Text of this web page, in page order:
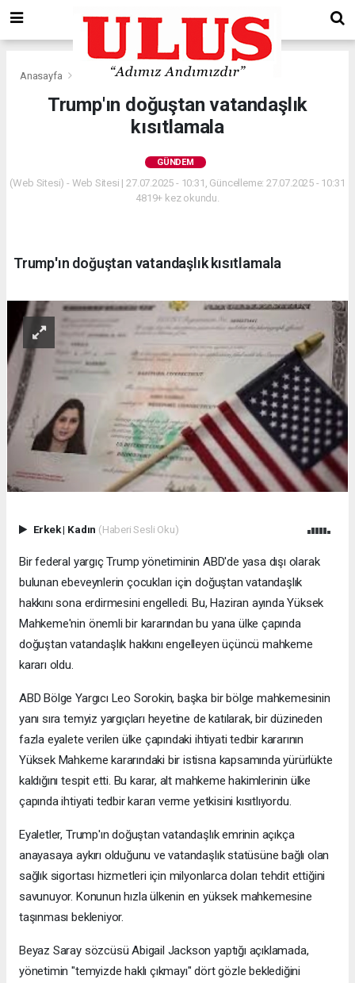
Anasayfa Gündem
Trump'ın doğuştan vatandaşlık
kısıtlamala
GÜNDEM
(Web Sitesi) - Web Sitesi | 27.07.2025 - 10:31, Güncelleme: 27.07.2025 - 10:31
4819+ kez okundu.
Trump'ın doğuştan vatandaşlık kısıtlamala
Erkek| Kadın (Haberi Sesli Oku)
Bir federal yargıç Trump yönetiminin ABD'de yasa dışı olarak
bulunan ebeveynlerin çocukları için doğuştan vatandaşlık
hakkını sona erdirmesini engelledi. Bu, Haziran ayında Yüksek
Mahkeme'nin önemli bir kararından bu yana ülke çapında
doğuştan vatandaşlık hakkını engelleyen üçüncü mahkeme
kararı oldu.
ABD Bölge Yargıcı Leo Sorokin, başka bir bölge mahkemesinin
yanı sıra temyiz yargıçları heyetine de katılarak, bir düzineden
fazla eyalete verilen ülke çapındaki ihtiyati tedbir kararının
Yüksek Mahkeme kararındaki bir istisna kapsamında yürürlükte
kaldığını tespit etti. Bu karar, alt mahkeme hakimlerinin ülke
çapında ihtiyati tedbir kararı verme yetkisini kısıtlıyordu.
Eyaletler, Trump'ın doğuştan vatandaşlık emrinin açıkça
anayasaya aykırı olduğunu ve vatandaşlık statüsüne bağlı olan
sağlık sigortası hizmetleri için milyonlarca doları tehdit ettiğini
savunuyor. Konunun hızla ülkenin en yüksek mahkemesine
taşınması bekleniyor.
Beyaz Saray sözcüsü Abigail Jackson yaptığı açıklamada,
yönetimin "temyizde haklı çıkmayı" dört gözle beklediğini